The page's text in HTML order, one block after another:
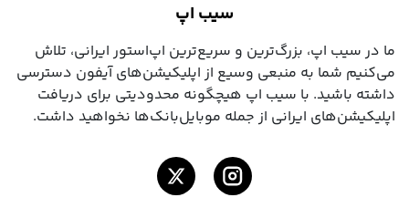
سیب اپ
ما در سیب ‌اپ، بزرگ‌ترین و سریع‌ترین اپ‌استور ایرانی، تلاش
می‌کنیم شما به منبعی وسیع از اپلیکیشن‌های آیفون دسترسی
داشته باشید. با سیب ‌اپ هیچگونه محدودیتی برای دریافت
اپلیکیشن‌های ایرانی از جمله موبایل‌بانک‌ها نخواهید داشت.
اینستاگرامتوییتر